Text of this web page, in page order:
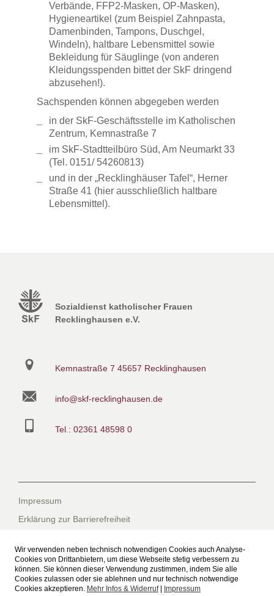
Wir verwenden neben technisch notwendigen Cookies auch Analyse-
Cookies von Drittanbietern, um diese Webseite stetig verbessern zu
können. Sie können dieser Verwendung zustimmen, indem Sie alle
Cookies zulassen oder sie ablehnen und nur technisch notwendige
Cookies akzeptieren. Mehr Infos & Widerruf| Impressum
Verbände, FFP2-Masken, OP-Masken),
Hygieneartikel (zum Beispiel Zahnpasta,
Damenbinden, Tampons, Duschgel,
Windeln), haltbare Lebensmittel sowie
Bekleidung für Säuglinge (von anderen
Kleidungsspenden bittet der SkF dringend
abzusehen!).
Sachspenden können abgegeben werden
in der SkF-Geschäftsstelle im Katholischen
Zentrum, Kemnastraße 7
im SkF-Stadtteilbüro Süd, Am Neumarkt 33
(Tel. 0151/ 54260813)
und in der „Recklinghäuser Tafel“, Herner
Straße 41 (hier ausschließlich haltbare
Lebensmittel).
Sozialdienst katholischer Frauen
Recklinghausen e.V.
Kemnastraße 7 45657 Recklinghausen
info@skf-recklinghausen.de
Tel.: 02361 48598 0
Impressum
Erklärung zur Barrierefreiheit
Datenschutzerklärung für die Facebook-Seite
Suche
Sitemap